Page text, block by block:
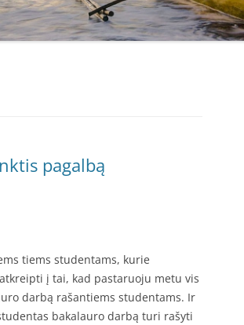
pagalbą
tiems studentams, kurie
į tai, kad pastaruoju metu vis
darbą rašantiems studentams. Ir
bakalauro darbą turi rašyti